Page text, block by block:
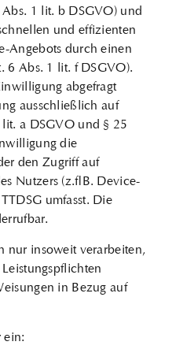
1 lit. b DSGVO) und
und effizienten
Angebots durch einen
6 Abs. 1 lit. f DSGVO).
abgefragt
ausschließlich auf
a DSGVO und § 25
die
den Zugriff auf
Nutzers (z. B. Device-
umfasst. Die
nur insoweit verarbeiten,
in Bezug auf
ein: